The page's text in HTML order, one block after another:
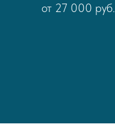
от 27 000 руб.